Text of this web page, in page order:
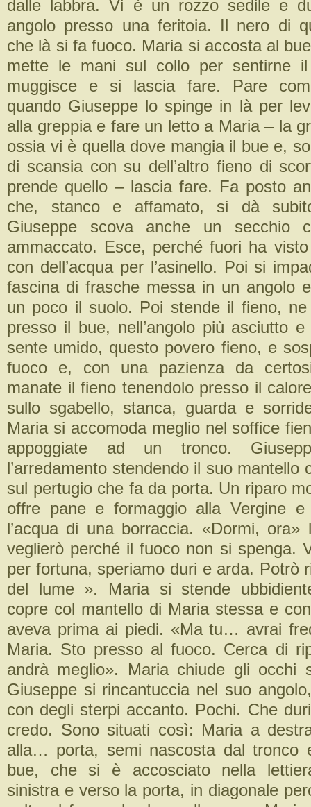
dalle labbra. Vi è un rozzo sedile e
angolo presso una feritoia. Il nero di
che là si fa fuoco. Maria si accosta al
mette le mani sul collo per sentirne
muggisce e si lascia fare. Pare
quando Giuseppe lo spinge in là per
alla greppia e fare un letto a Maria – la
ossia vi è quella dove mangia il bue e,
di scansia con su dell’altro fieno di
prende quello – lascia fare. Fa posto
che, stanco e affamato, si dà
Giuseppe scova anche un secchio
ammaccato. Esce, perché fuori ha
con dell’acqua per l’asinello. Poi si
fascina di frasche messa in un angolo
un poco il suolo. Poi stende il fieno,
presso il bue, nell’angolo più asciutto
sente umido, questo povero fieno, e
fuoco e, con una pazienza da
manate il fieno tenendolo presso il
sullo sgabello, stanca, guarda e
Maria si accomoda meglio nel soffice
appoggiate ad un tronco.
l’arredamento stendendo il suo mantello
sul pertugio che fa da porta. Un riparo
offre pane e formaggio alla Vergine
l’acqua di una borraccia. «Dormi,
veglierò perché il fuoco non si spenga.
per fortuna, speriamo duri e arda. Potrò
del lume ». Maria si stende
copre col mantello di Maria stessa e
aveva prima ai piedi. «Ma tu… avrai
Maria. Sto presso al fuoco. Cerca di
andrà meglio». Maria chiude gli occhi
Giuseppe si rincantuccia nel suo
con degli sterpi accanto. Pochi. Che
credo. Sono situati così: Maria a
alla… porta, semi nascosta dal tronco
bue, che si è accosciato nella
sinistra e verso la porta, in diagonale